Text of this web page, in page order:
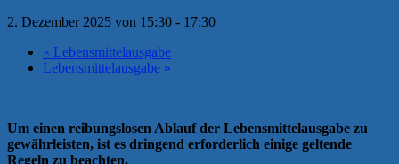
2. Dezember 2025 von 15:30 - 17:30
« Lebensmittelausgabe
Lebensmittelausgabe »
Um einen reibungslosen Ablauf der Lebensmittelausgabe zu
gewährleisten, ist es dringend erforderlich einige geltende
Regeln zu beachten.